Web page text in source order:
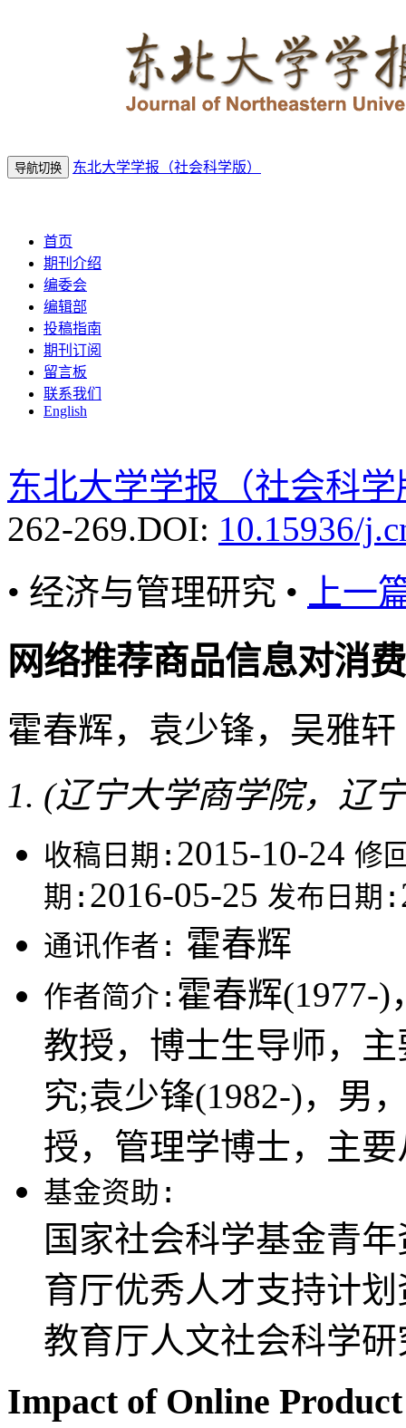
导航切换 东北大学学报（社会科学版）
首页
期刊介绍
编委会
编辑部
投稿指南
期刊订阅
留言板
联系我们
English
东北大学学报（社会科学
262-269.DOI: 10.15936/
• 经济与管理研究 •
上一
网络推荐商品信息对消
霍春辉，袁少锋，吴雅
(辽宁大学商学院，辽
收稿日期: 2015-10-24 修
期: 2016-05-25 发布日期:
通讯作者: 霍春辉
作者简介: 霍春辉(1977-
教授，博士生导师，
究;袁少锋(1982-)，男
授，管理学博士，主
基金资助:
国家社会科学基金青
育厅优秀人才支持计
教育厅人文社会科学
Impact of Online